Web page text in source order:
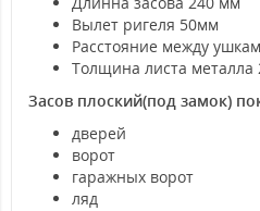
Вылет ригеля 50мм
Расстояние между
Толщина листа металла
Засов плоский(под замок)
дверей
ворот
гаражных ворот
ляд